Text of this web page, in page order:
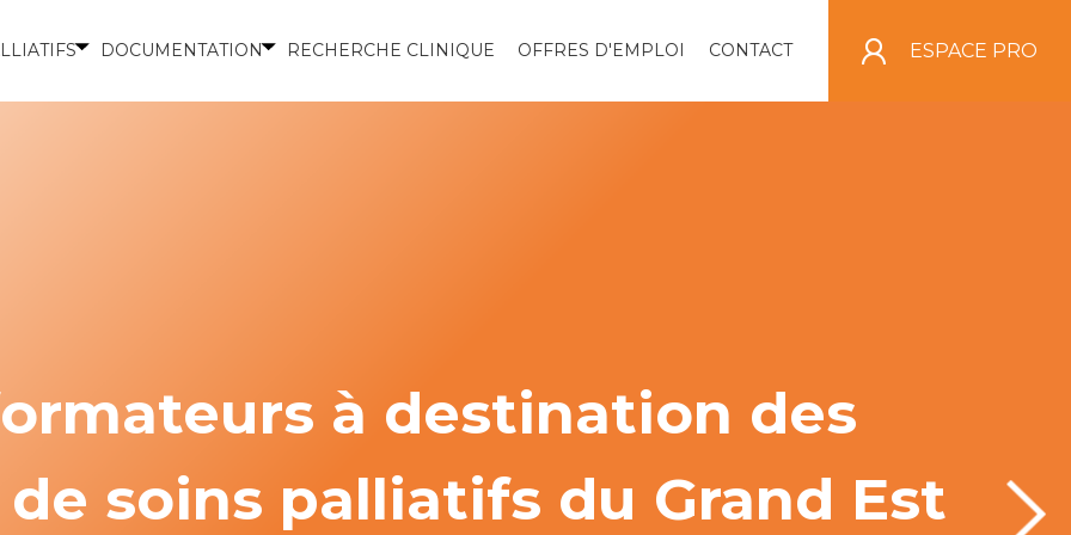
DOCUMENTATION RECHERCHE CLINIQUE OFFRES D'EMPLOI CONTACT ESPACE PRO
à destination des
soins palliatifs du Grand Est